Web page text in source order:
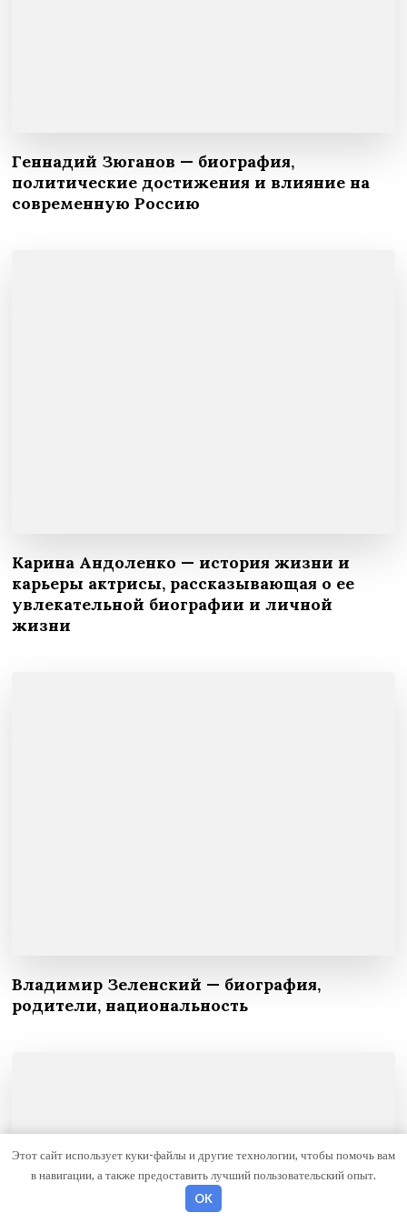
Геннадий Зюганов — биография,
политические достижения и влияние на
современную Россию
Карина Андоленко — история жизни и
карьеры актрисы, рассказывающая о ее
увлекательной биографии и личной
жизни
Владимир Зеленский — биография,
родители, национальность
Этот сайт использует куки-файлы и другие технологии, чтобы помочь вам
в навигации, а также предоставить лучший пользовательский опыт.
OK